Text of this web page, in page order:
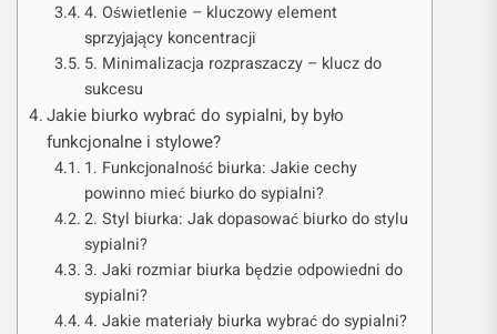
4. Oświetlenie – kluczowy element
sprzyjający koncentracji
5. Minimalizacja rozpraszaczy – klucz do
sukcesu
Jakie biurko wybrać do sypialni, by było
funkcjonalne i stylowe?
1. Funkcjonalność biurka: Jakie cechy
powinno mieć biurko do sypialni?
2. Styl biurka: Jak dopasować biurko do stylu
sypialni?
3. Jaki rozmiar biurka będzie odpowiedni do
sypialni?
4. Jakie materiały biurka wybrać do sypialni?